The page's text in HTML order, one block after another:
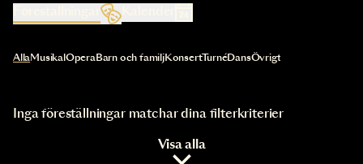
Kalender
Val av kategori uppdaterar innehållet automatiskt
AllaMusikal OperaBarn och familjKonsertTurnéDansÖvrigt
Inga föreställningar matchar dina filterkriterier
Visa alla